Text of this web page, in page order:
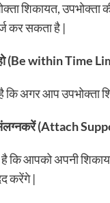
शिकायत, उपभोक्ता
कर सकता है |
(Be within Time
कि अगर आप उपभोक्ता
करें(Attach
है कि आपको अपनी
करेंगे |